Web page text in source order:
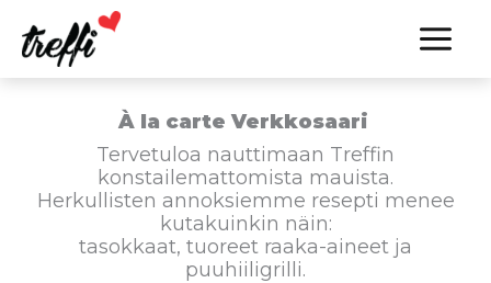
sisältöön
À la carte Verkkosaari
Tervetuloa nauttimaan Treffin
konstailemattomista mauista.
Herkullisten annoksiemme resepti menee
kutakuinkin näin:
tasokkaat, tuoreet raaka-aineet ja
puuhiiligrilli.